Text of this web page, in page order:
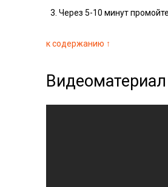
Через 5-10 минут
к содержанию ↑
Видеоматериал